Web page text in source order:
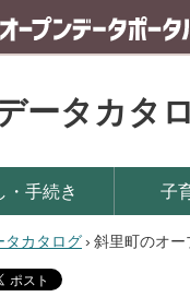
ータカタ
・手続き 子
タカタログ› 斜里町のオー